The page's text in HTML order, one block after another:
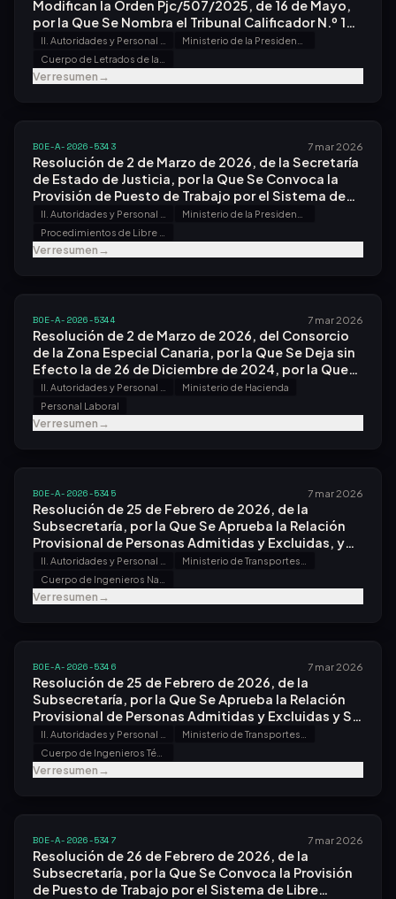
Modifican la Orden Pjc/507/2025, de 16 de Mayo,
por la Que Se Nombra el Tribunal Calificador N.º 1
del Proceso Selectivo para Ingreso, por el Sistema
General de Acceso Libre y Promoción Interna, en el
Cuerpo de Letrados de la Administración de
Justicia, Convocado por Orden Pjc/307/2025, de
Calificador N.º 2, 3, 4 y 5 del Proceso Selectivo
para Ingreso, por el Sistema General de Acceso
Libre y Promoción Interna, en el Cuerpo de
Letrados de la Administración de Justicia,
Convocado por Orden Pjc/307/2025, de 26 de
Ver resumen→
BOE-A-2026-5343 7 mar 2026
Resolución de 2 de Marzo de 2026, de la Secretaría
de Estado de Justicia, por la Que Se Convoca la
Provisión de Puesto de Trabajo por el Sistema de
Libre Designación.
Ver resumen→
BOE-A-2026-5344 7 mar 2026
Resolución de 2 de Marzo de 2026, del Consorcio
de la Zona Especial Canaria, por la Que Se Deja sin
Efecto la de 26 de Diciembre de 2024, por la Que
Se Convoca Proceso Selectivo para la Provisión,
por el Sistema General de Acceso Libre, de Plaza
de Técnico Superior, Nivel 2.
Ministerio de Hacienda
Personal Laboral
Ver resumen→
BOE-A-2026-5345 7 mar 2026
Resolución de 25 de Febrero de 2026, de la
Subsecretaría, por la Que Se Aprueba la Relación
Provisional de Personas Admitidas y Excluidas, y
Se Anuncia Fecha, Hora y Lugar de Celebración del
Primer Ejercicio del Proceso Selectivo para Ingreso,
por el Sistema General de Acceso Libre, en el
Cuerpo de Ingenieros Navales, Convocado por
Ver resumen→
BOE-A-2026-5346 7 mar 2026
Resolución de 25 de Febrero de 2026, de la
Subsecretaría, por la Que Se Aprueba la Relación
Provisional de Personas Admitidas y Excluidas y Se
Anuncia Fecha, Hora y Lugar de Celebración del
Primer Ejercicio del Proceso Selectivo para Ingreso,
por el Sistema General de Acceso Libre y
Promoción Interna, en el Cuerpo de Ingenieros
Ver resumen→
BOE-A-2026-5347 7 mar 2026
Resolución de 26 de Febrero de 2026, de la
Subsecretaría, por la Que Se Convoca la Provisión
de Puesto de Trabajo por el Sistema de Libre